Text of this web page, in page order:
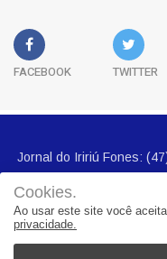
Cookies.
Ao usar este site você
privacidade.
FACEBOOK TWITTER
Jornal do Iririú Fones:
E-mail